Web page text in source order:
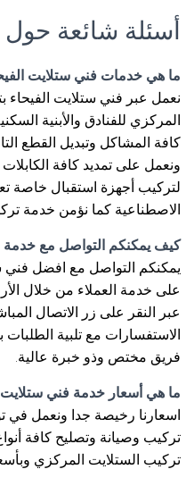
أسئلة شائعة
ما هي خدمات فني ستلايت
نعمل عبر فني ستلايت الفيحاء
المركزي للفنادق والأبنية
كافة المشاكل وتبديل القطع
ونعمل على تمديد كافة الكابلات
لتركيب أجهزة استقبال خاصة
الاصطناعية كما نؤمن خدمة
كيف يمكنكم التواصل مع خدمة
يمكنكم التواصل مع افضل فني
عبر النقر على زر الاتصال
الاستفسارات مع تلبية
فريق مختص وذو خبرة عالية.
ما هي أسعار خدمة فني ستلايت
اسعارنا رخيصة جدا ونعمل في
تركيب وصيانة وتصليح كافة
تركيب الستلايت المركزي